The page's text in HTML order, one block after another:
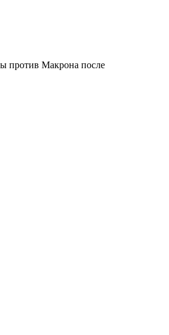
против Макрона после